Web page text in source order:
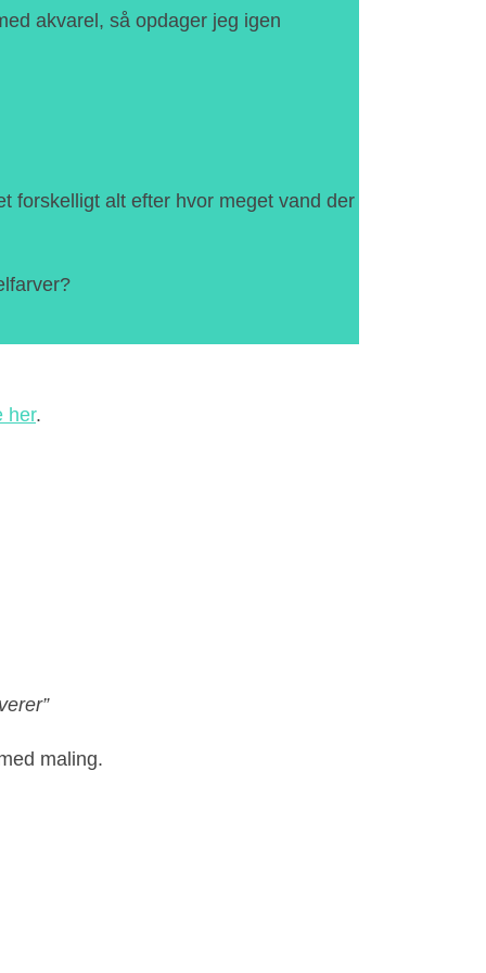
akvarel, så opdager jeg igen
forskelligt alt efter hvor meget vand der
her.
maling.